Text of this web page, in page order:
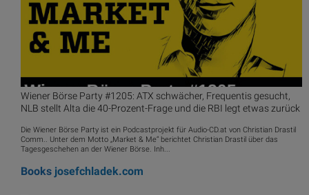
Wiener Börse Party #1205: ATX schwächer, Frequentis gesucht,
NLB stellt Alta die 40-Prozent-Frage und die RBI legt etwas zurück
Die Wiener Börse Party ist ein Podcastprojekt für Audio-CD.at von Christian Drastil
Comm.. Unter dem Motto „Market & Me“ berichtet Christian Drastil über das
Tagesgeschehen an der Wiener Börse. Inh...
Books josefchladek.com